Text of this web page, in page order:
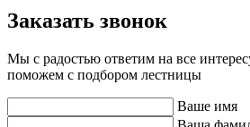
Заказать звонок
Мы с радостью ответим на все
поможем с подбором лестницы
Ваше имя